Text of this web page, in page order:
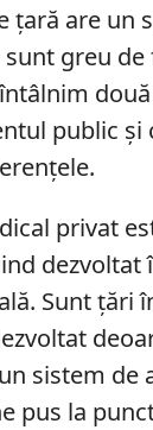
țară are un
greu de
public și
privat
dezvoltat
Sunt țări
sistem de
pus la